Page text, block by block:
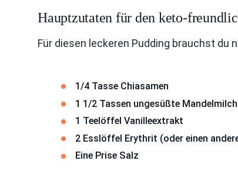
Hauptzutaten für den keto-
Für diesen leckeren Pudding brauchst du
1/4 Tasse Chiasamen
1 1/2 Tassen ungesüßte Mandelmilch
1 Teelöffel Vanilleextrakt
2 Esslöffel Erythrit (oder einen
Eine Prise Salz